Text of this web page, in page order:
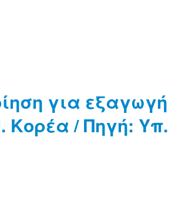
για εξαγωγή
Κορέα / Πηγή: Υπ.